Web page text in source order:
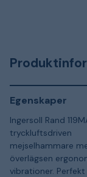
Egenskaper
Ingersoll Rand
tryckluftsdriven
mejselhammare
överlägsen
vibrationer.